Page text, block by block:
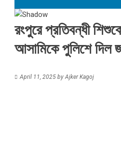
রংপুরে প্রতিবন্ধী শিশুকে
আসামিকে পুলিশে দিল
April 11, 2025 byAjker Kagoj